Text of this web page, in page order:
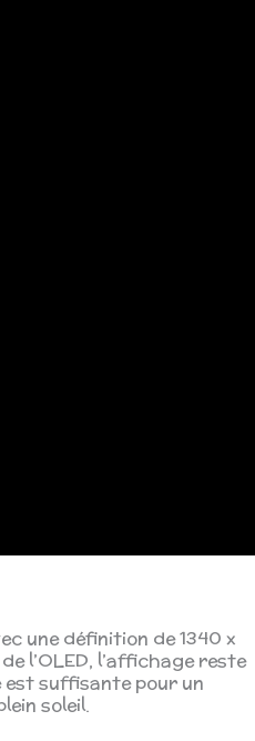
une définition de 1340 x
l’OLED, l’affichage reste
est suffisante pour un
soleil.